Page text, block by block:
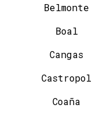
Belmonte
Boal
Cangas
Castropol
Coaña